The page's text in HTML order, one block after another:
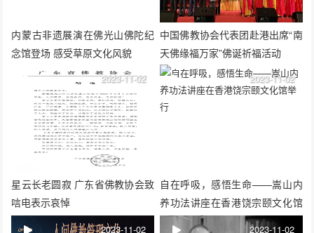
内蒙古非遗展演在佛光山佛陀纪
念馆登场 感受草原文化风貌
中国佛教协会代表团赴港出席“南
天佛缘福万家”佛诞祈福活动
星云长老圆寂 广东省佛教协会致
唁电表示哀悼
2023-11-02
自在呼吸，感悟生命——嵩山内
养功法讲座在香港饶宗颐文化馆
举行
2023-11-02
2023-11-02 2023-11-02